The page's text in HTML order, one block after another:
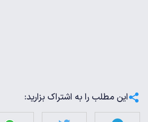
این مطلب را به اشتراک بزارید: